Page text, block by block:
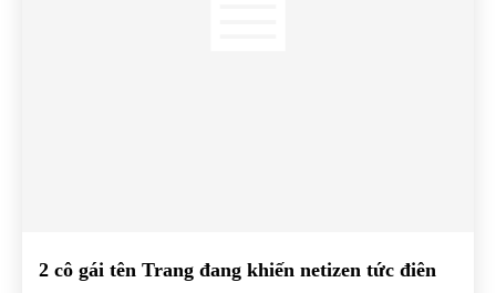
2 cô gái tên Trang đang khiến netizen tức điên